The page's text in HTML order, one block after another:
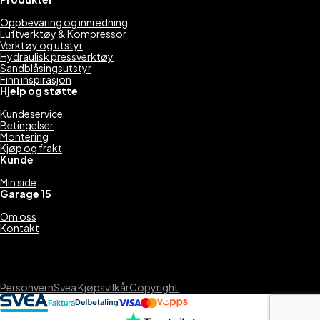
Oppbevaring og innredning
Luftverktøy & Kompressor
Verktøy og utstyr
Hydraulisk pressverktøy
Sandblåsingsutstyr
Finn inspirasjon
Hjelp og støtte
Kundeservice
Betingelser
Montering
Kjøp og frakt
Kunde
Min side
Garage 15
Om oss
Kontakt
PersonvernSvea KjøpsvilkårCopyright